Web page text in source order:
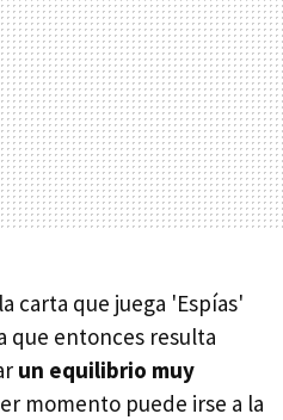
carta que juega 'Espías'
que entonces resulta
un equilibrio muy
momento puede irse a la